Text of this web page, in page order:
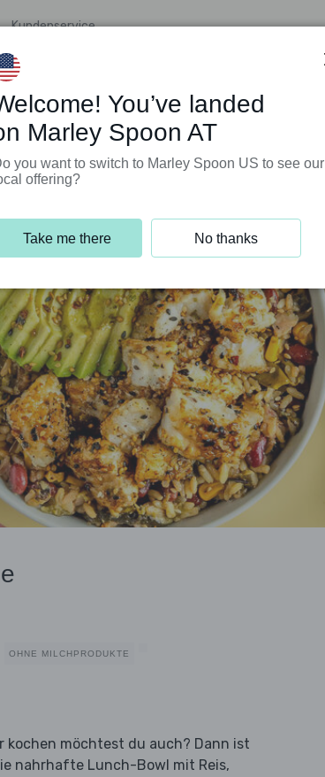
Kundenservice
OHNE MILCHPRODUKTE
kochen möchtest du auch? Dann ist
nahrhafte Lunch-Bowl mit Reis,
You’ve landed
Marley Spoon AT
you want to switch to Marley Spoon US to see our
offering?
Take me there No thanks